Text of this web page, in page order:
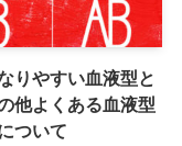
りやすい血液型と
他よくある血液型
ついて